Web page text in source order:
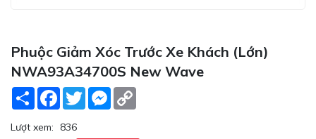
Phuộc Giảm Xóc Trước Xe Khách (lớn)
NWA93A34700S New Wave
Share Facebook
TwitterMessenger
Lượt xem:
836